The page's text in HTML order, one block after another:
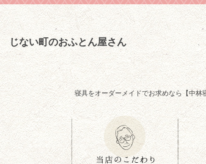
じない町のおふとん屋さん
寝具をオーダーメイドでお求めなら【中